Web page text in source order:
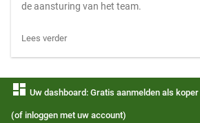
de aansturing van het team.
Lees verder
dashboard Uw dashboard: Gratis aanmelden als koper
(of inloggen met uw account)